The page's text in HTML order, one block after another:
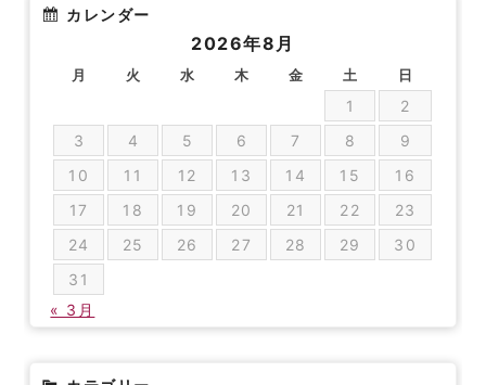
カレンダー
2026年8月
月 火 水 木 金 土 日
1
2
3
4 5 6 7 8
9
10
11 12 13 14 15
16
17
18 19 20 21 22
23
24
25 26 27 28 29
30
31
« 3月